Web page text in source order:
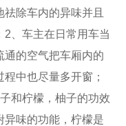
除车内的异味并且
、车主在日常用车当
通的空气把车厢内的
中也尽量多开窗；
和柠檬，柚子的功效
异味的功能，柠檬是